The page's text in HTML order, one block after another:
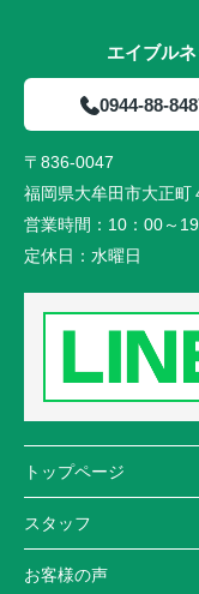
エイブル
0944-88-
〒836-0047
福岡県大牟田市大正町
営業時間： 10：00～
定休日： 水曜日
トップページ
スタッフ
お客様の声